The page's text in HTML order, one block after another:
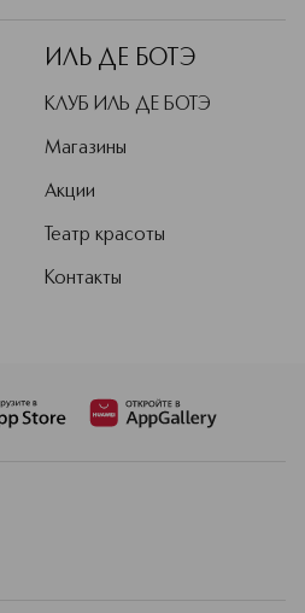
ИЛЬ ДЕ БОТЭ
КЛУБ ИЛЬ ДЕ БОТЭ
Магазины
Акции
Театр красоты
Контакты